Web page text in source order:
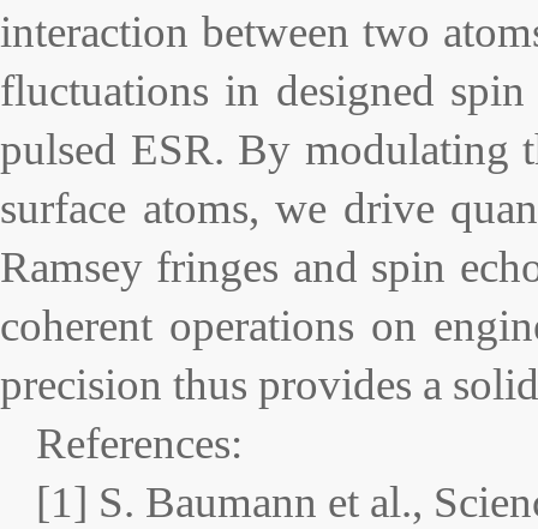
interaction between two
fluctuations in designed
pulsed ESR. By modulating
surface atoms, we drive
Ramsey fringes and spin
coherent operations on
precision thus provides a
References:
[1] S. Baumann et al.,